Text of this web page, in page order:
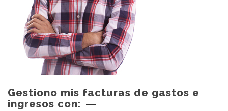
Gestiono mis facturas de gastos e
ingresos con: